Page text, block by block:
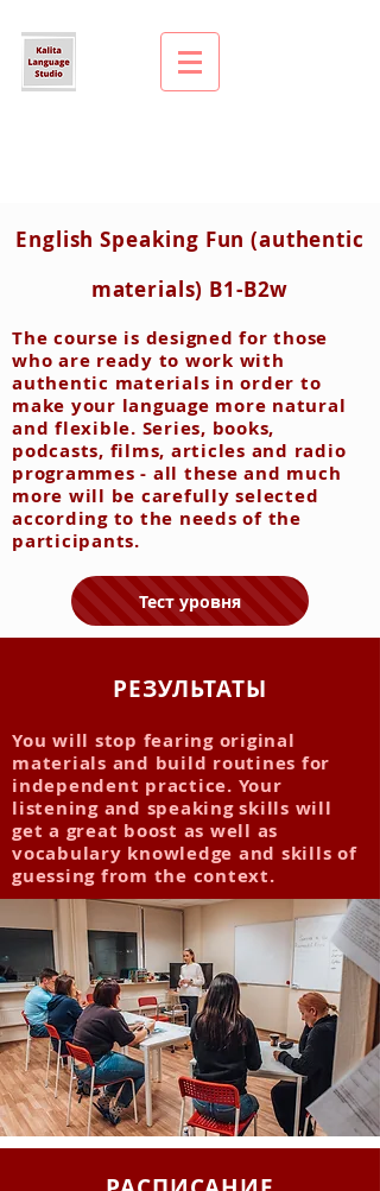
English Speaking Fun (authentic
materials) B1-B2w
The course is designed for those
who are ready to work with
authentic materials in order to
make your language more natural
and flexible. Series, books,
podcasts, films, articles and radio
programmes - all these and much
more will be carefully selected
according to the needs of the
participants.
Тест уровня
РЕЗУЛЬТАТЫ
You will stop fearing original
materials and build routines for
independent practice. Your
listening and speaking skills will
get a great boost as well as
vocabulary knowledge and skills of
guessing from the context.